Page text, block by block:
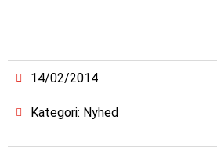
14/02/2014
Kategori: Nyhed